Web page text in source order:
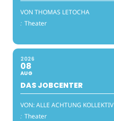
VON THOMAS LETOCHA
: Theater
2026
08
AUG
DAS JOBCENTER
VON: ALLE ACHTUNG KOLLEKTIV
: Theater